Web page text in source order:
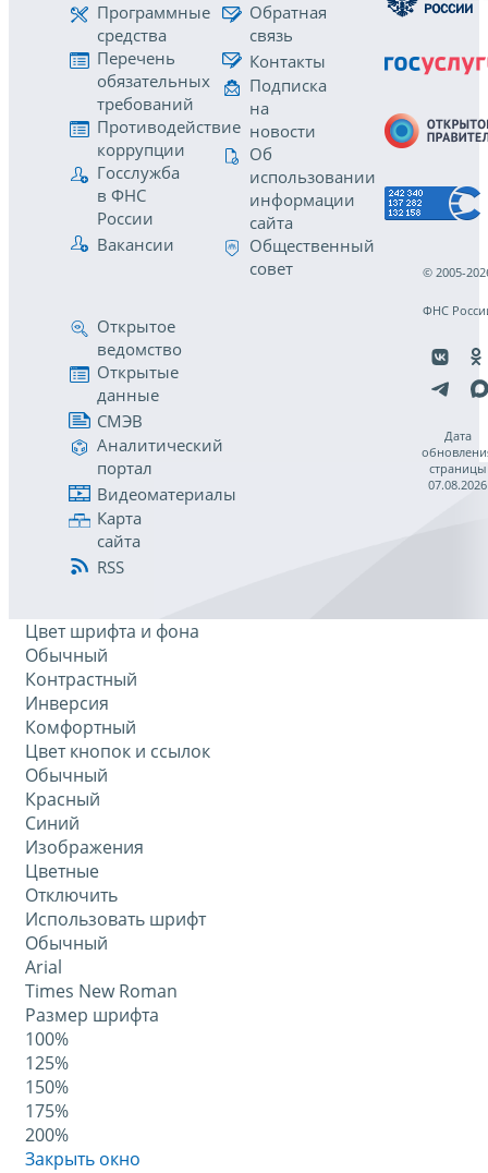
Программные
средства
Перечень
обязательных
требований
Противодействие
коррупции
Госслужба
в ФНС
России
Вакансии
Обратная
связь
Контакты
Подписка
на
новости
Об
использовании
информации
сайта
Общественный
совет
Открытое
ведомство
Открытые
данные
СМЭВ
Аналитический
портал
Видеоматериалы
Карта
сайта
RSS
© 2005-
ФНС
Дата
страницы
07.08.2026
Цвет шрифта и фона
Обычный
Контрастный
Инверсия
Комфортный
Цвет кнопок и ссылок
Обычный
Красный
Синий
Изображения
Цветные
Отключить
Использовать шрифт
Обычный
Arial
Times New Roman
Размер шрифта
100%
125%
150%
175%
200%
Закрыть окно